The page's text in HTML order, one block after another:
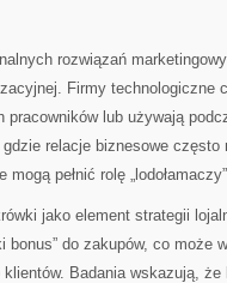
rozwiązań
Firmy technologiczne
pracowników lub używają
relacje biznesowe często
pełnić rolę
jako element strategii
bonus” do zakupów, co może
Badania wskazują,